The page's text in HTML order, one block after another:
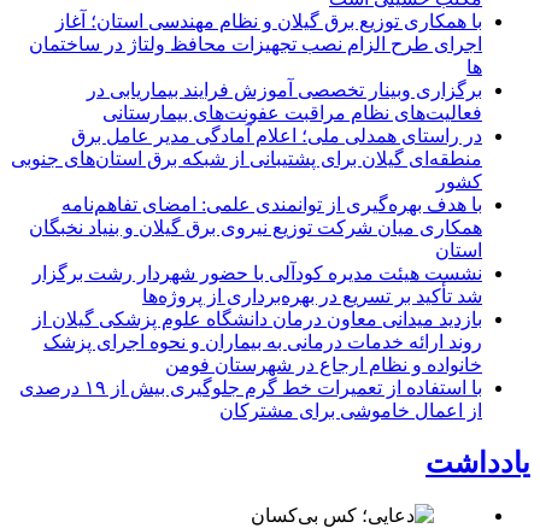
با همکاری توزیع برق گیلان و نظام مهندسی استان؛ آغاز
اجرای طرح الزام نصب تجهیزات محافظ ولتاژ در ساختمان
ها
برگزاری وبینار تخصصی آموزش فرایند بیماریابی در
فعالیت‌های نظام مراقبت عفونت‌های بیمارستانی
در راستای همدلی ملی؛ اعلام آمادگی مدیر عامل برق
منطقه‌ای گیلان برای پشتیبانی از شبكه برق استان‌های جنوبی
كشور
با هدف بهره‌گیری از توانمندی علمی: امضای تفاهم‌نامه
همكاری میان شركت توزیع نیروی برق گیلان و بنیاد نخبگان
استان
نشست هیئت مدیره کودآلی با حضور شهردار رشت برگزار
شد تأکید بر تسریع در بهره‌برداری از پروژه‌ها
بازدید میدانی معاون درمان دانشگاه علوم پزشکی گیلان از
روند ارائه خدمات درمانی به بیماران و نحوه اجرای پزشک
خانواده و نظام ارجاع در شهرستان فومن
با استفاده از تعمیرات خط گرم جلوگیری بیش از ۱۹ درصدی
از اعمال خاموشی برای مشتركان
یادداشت